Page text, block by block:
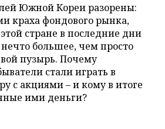
Южной Кореи разорены:
краха фондового рынка,
стране в последние дни
большее, чем просто
пузырь. Почему
стали играть в
с акциями – и кому в итоге
ими деньги?